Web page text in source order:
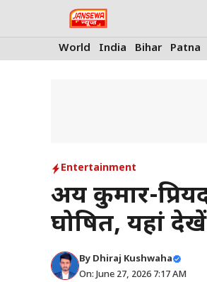
World India Bihar Patna
Entertainment
अक्षय कुमार-
घोषित, यहां देखें
By Dhiraj Kushwaha
On: June 27, 2026 7:17 AM